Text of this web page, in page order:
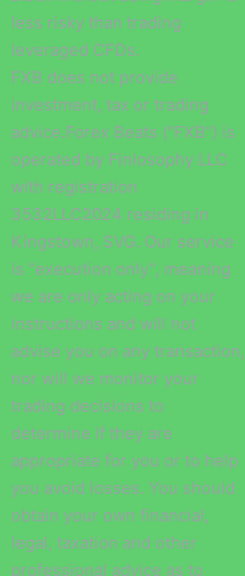
less risky than trading
leveraged CFDs.
FXB does not provide
investment, tax or trading
advice.Forex Beats (“FXB”) is
operated by Finlosophy LLC
with registration
3532LLC2024 residing in
Kingstown, SVG. Our service
is “execution only”, meaning
we are only acting on your
instructions and will not
advise you on any transaction,
nor will we monitor your
trading decisions to
determine if they are
appropriate for you or to help
you avoid losses. You should
obtain your own financial,
legal, taxation and other
professional advice as to